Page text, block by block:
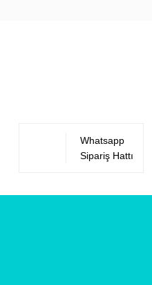
Whatsapp
Sipariş Hattı